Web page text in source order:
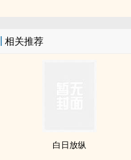
相关推荐
白日放纵